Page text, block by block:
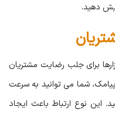
دهید.
برای جلب رضایت مشتریان
شما می توانید به سرعت
این نوع ارتباط باعث ایجاد